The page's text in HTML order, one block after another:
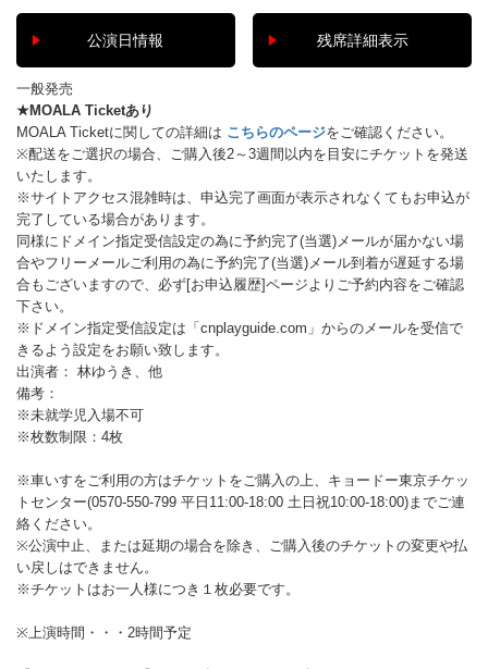
公演日情報 残席詳細表示
一般発売
★MOALA Ticketあり
MOALA Ticketに関しての詳細は こちらのページをご確認ください。
※配送をご選択の場合、ご購入後2～3週間以内を目安にチケットを発送
いたします。
※サイトアクセス混雑時は、申込完了画面が表示されなくてもお申込が
完了している場合があります。
同様にドメイン指定受信設定の為に予約完了(当選)メールが届かない場
合やフリーメールご利用の為に予約完了(当選)メール到着が遅延する場
合もございますので、必ず[お申込履歴]ページよりご予約内容をご確認
下さい。
※ドメイン指定受信設定は「cnplayguide.com」からのメールを受信で
きるよう設定をお願い致します。
出演者： 林ゆうき、他
備考：
※未就学児入場不可
※枚数制限：4枚
※車いすをご利用の方はチケットをご購入の上、キョードー東京チケッ
トセンター(0570-550-799 平日11:00-18:00 土日祝10:00-18:00)までご連
絡ください。
※公演中止、または延期の場合を除き、ご購入後のチケットの変更や払
い戻しはできません。
※チケットはお一人様につき１枚必要です。
※上演時間・・・2時間予定